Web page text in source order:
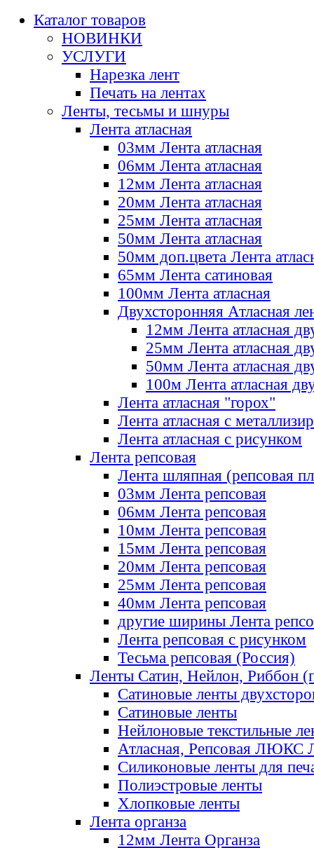
Каталог товаров
НОВИНКИ
УСЛУГИ
Нарезка лент
Печать на лентах
Ленты, тесьмы и шнуры
Лента атласная
03мм Лента атласная
06мм Лента атласная
12мм Лента атласная
20мм Лента атласная
25мм Лента атласная
50мм Лента атласная
50мм доп.цвета Лента
65мм Лента сатиновая
100мм Лента атласная
Двухсторонняя Атласная
12мм Лента атласная
25мм Лента атласная
50мм Лента атласная
100м Лента атласная
Лента атласная "горох"
Лента атласная с
Лента атласная с рисунком
Лента репсовая
Лента шляпная (репсовая
03мм Лента репсовая
06мм Лента репсовая
10мм Лента репсовая
15мм Лента репсовая
20мм Лента репсовая
25мм Лента репсовая
40мм Лента репсовая
другие ширины Лента
Лента репсовая с рисунком
Тесьма репсовая (Россия)
Ленты Сатин, Нейлон, Риббон
Сатиновые ленты
Сатиновые ленты
Нейлоновые текстильные
Атласная, Репсовая ЛЮКС
Силиконовые ленты для
Полиэстровые ленты
Хлопковые ленты
Лента органза
12мм Лента Органза